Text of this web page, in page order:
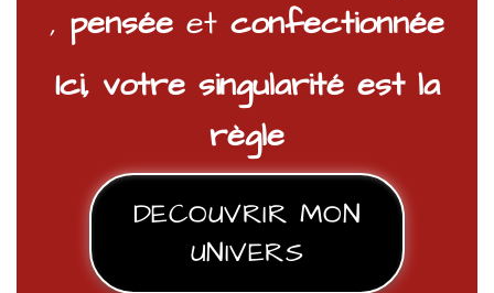
, penséeet confectionnée
Ici, votre singularité est la
règle
DECOUVRIR MON
UNIVERS